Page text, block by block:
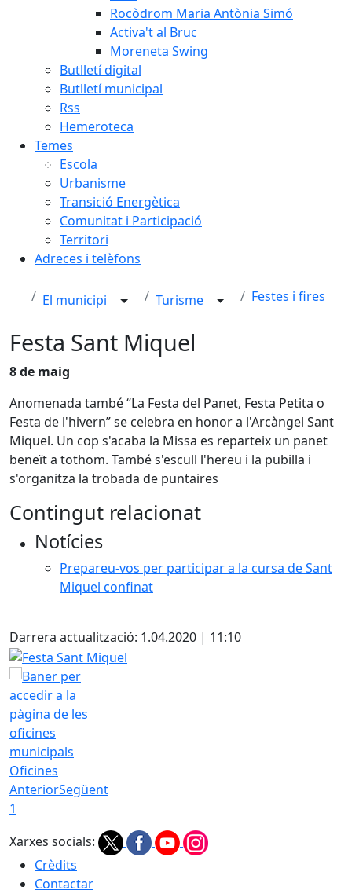
Rocòdrom Maria Antònia Simó
Activa't al Bruc
Moreneta Swing
Butlletí digital
Butlletí municipal
Rss
Hemeroteca
Temes
Escola
Urbanisme
Transició Energètica
Comunitat i Participació
Territori
Adreces i telèfons
El municipi Turisme Festes i fires
Festa Sant Miquel
8 de maig
Anomenada també “La Festa del Panet, Festa Petita o
Festa de l'hivern” se celebra en honor a l'Arcàngel Sant
Miquel. Un cop s'acaba la Missa es reparteix un panet
beneït a tothom. També s'escull l'hereu i la pubilla i
s'organitza la trobada de puntaires
Contingut relacionat
Notícies
Prepareu-vos per participar a la cursa de Sant
Miquel confinat
Darrera actualització: 1.04.2020 | 11:10
Festa Sant Miquel
Oficines
AnteriorSegüent
1
Xarxes socials:
Crèdits
Contactar